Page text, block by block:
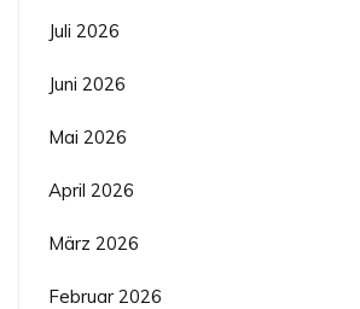
Juli 2026
Juni 2026
Mai 2026
April 2026
März 2026
Februar 2026